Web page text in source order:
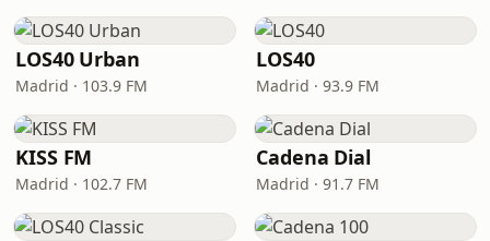
LOS40 Urban
Madrid · 103.9 FM
LOS40
Madrid · 93.9 FM
KISS FM
Madrid · 102.7 FM
Cadena Dial
Madrid · 91.7 FM